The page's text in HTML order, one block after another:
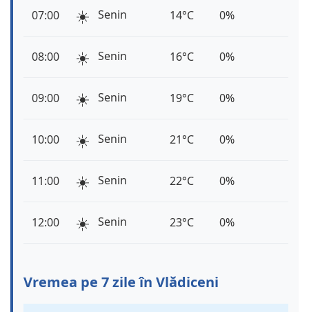
07:00 ☀️ Senin 14°C 0%
08:00 ☀️ Senin 16°C 0%
09:00 ☀️ Senin 19°C 0%
10:00 ☀️ Senin 21°C 0%
11:00 ☀️ Senin 22°C 0%
12:00 ☀️ Senin 23°C 0%
Vremea pe 7 zile în Vlădiceni